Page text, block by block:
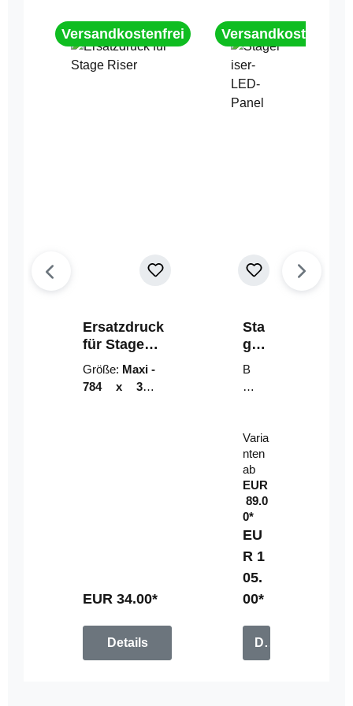
Versandkostenfrei
Ersatzdruck
für Stage
Riser
Größe: Maxi -
784 x 314
EUR 34.00*
Details
Versandkostenfrei
Sta
geri
ser-
LE
D-
el
B
un
mi
t
Fe
rn
be
di
en
u
n
g
Varia
nten
ab
EUR
89.0
0*
EU
R 1
05.
00*
Details